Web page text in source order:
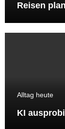
Reisen
Alltag heute
KI